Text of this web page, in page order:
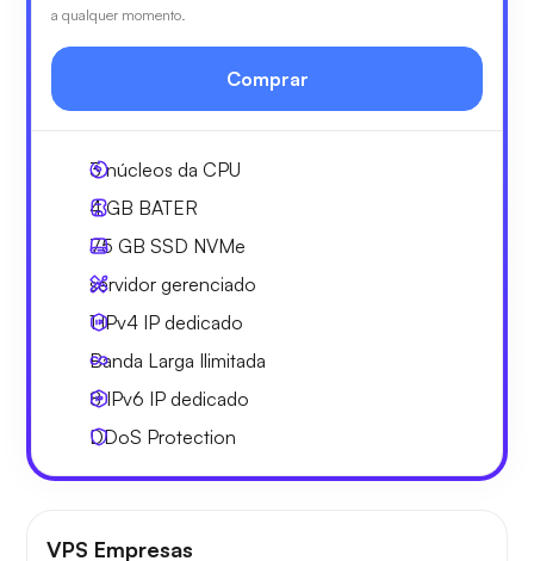
a qualquer momento.
Comprar
3núcleos da CPU
4 GB BATER
75 GB SSD NVMe
servidor gerenciado
1 IPv4 IP dedicado
Banda Larga Ilimitada
8 IPv6 IP dedicado
DDoS Protection
VPS Empresas